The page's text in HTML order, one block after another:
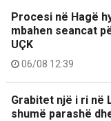
Procesi në Hagë
mbahen seancat
UÇK
06/08 12:39
Grabitet një i ri në
shumë parashë